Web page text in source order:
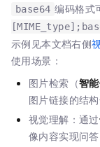
base64 编码格式
示例见本文档右侧
使用场景：
图片检索（智
图片链接的结构
视觉理解：通过
像内容实现问答